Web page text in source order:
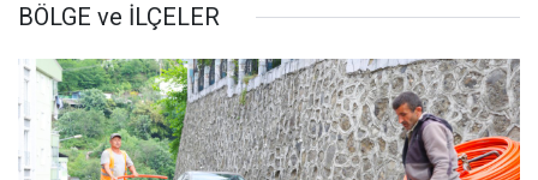
BÖLGE ve İLÇELER